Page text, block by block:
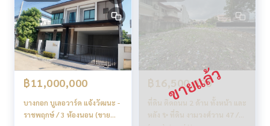
✨ เรารู้ใจคุณมากกว่าที่คุณเคยรู้
ให้คำแนะนำเชิงลึกโดยผู้เชี่ยวชาญในพื้นที่
✨ เราดูแลรับ ‘ฝากขาย’ ไม่มีค่าใช้จ่าย
ดูแลโดยผู้เชี่ยวชาญประจำพื้นที่
ช่วยวางแผน ให้ข้อมูล รักษาผลประโยชน์
ดูแลตั้งแต่ต้นจนจบกระบวนการขาย
✨ รับซื้อ รับจำนอง
หากต้องการเงินด่วน บริษัทพร้อมรับซื้อทันที!
฿11,000,000
บางกอก บูเลอวาร์ด แจ้งวัฒนะ -
ราชพฤกษ์ / 3 ห้องนอน (ขาย
฿16,500,000
ที่ดิน ติดถนน 2 ด้าน ทั้งหน้า และ
หลัง ✨ ที่ดิน งามวงศ์วาน 47 /